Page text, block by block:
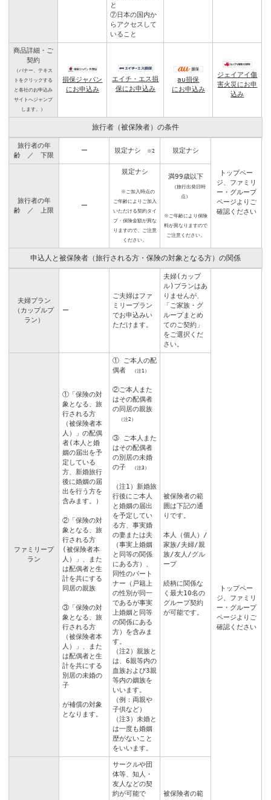
と
⑦日本の国内か
らアクセスして
いること
商品詳細・ご
契約
（バナー、テキス
トをクリックする
と各社のお申込み
サイトへジャンプ
します。）
損保ジャパン
にお申込み
エイチ・エス損
保にお申込み
au損保
にお申込み
ジェイアイ傷
害火災にお申
込み
旅行者（被保険者）の条件
旅行者の年
齢 ／ 下限
ー 規定ナシ ※2 規定ナシ
トップペー
ジ、 ファミリ
ー・グループ
ページよりご
確認ください
旅行者の年
齢 ／ 上限
ー
規定ナシ
※ご加入時点の
ご年齢によりご加入
いただける契約タイ
プ・保険金額が異な
りますので、ご注意
ください。
満99歳以下
（旅行出発日時
点）
※ご年齢により保険
料が異なりますので
ご注意ください。
申込人と被保険者（旅行される方・保険の対象となる方）の関係
夫婦プラン
（カップルプ
ラン）
ー
ご夫婦はファ
ミリープラン
でお申込みい
ただけます。
夫婦(カップ
ル)プランはあ
りませんが、
「ご家族・グ
ループまとめ
てのご契約」
をご選択くだ
さい。
トップペー
ジ、 ファミリ
ー・グループ
ページよりご
確認ください
ファミリープ
ラン
①「保険の対
象となる、旅
行される方
（被保険者本
人）」の配偶
者(本人と婚
姻の届出を予
定している
方、新婚旅行
後に婚姻の届
出を行う方を
含みます。）
②「保険の対
象となる、旅
行される方
(被保険者本
人）」、また
は配偶者と生
計を共にする
同居の親族
③「保険の対
象となる、旅
行される方
（被保険者本
人）」、また
は配偶者と生
計を共にする
別居の未婚の
子
が補償の対象
となります。
① ご本人の配
偶者
（注1）
②ご本人また
はその配偶者
の同居の親族
（注2）
③ ご本人また
はその配偶者
の別居の未婚
の子
（注3）
（注1）新婚旅
行後にご本人
と婚姻の届出
を予定してい
る方、事実婚
の妻または夫
（事実上婚姻
と同等の関係
にある方）、
同性のパート
ナー（戸籍上
の性別が同一
であるが事実
上婚姻と同等
の関係にある
方）を含みま
す。
（注2）親族と
は、6親等内の
血族および3親
等内の姻族を
いいます。
（例：両親や
子供など）
（注3）未婚と
は一度も婚姻
歴がないこと
をいいます。
被保険者の範
囲は下記の通
りです。
本人（個人）/
家族/夫婦/親
族/友人/グル
ープ
続柄に関係な
く最大10名の
グループ契約
が可能です。
サークルや団
体等、知人・
友人などの契
約が可能で
被保険者の範